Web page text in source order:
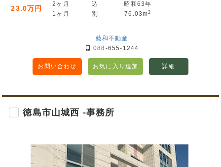
23.0万円
2ヶ月
1ヶ月
込
別
昭和63年
76.03m2
藍和不動産
088-655-1244
お問い合わせ お気に入り追加 詳細
徳島市山城西 -事務所